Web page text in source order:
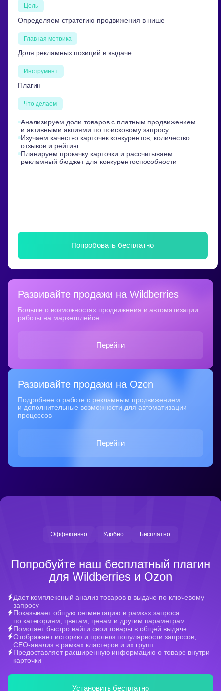
Цель
Определяем стратегию продвижения в нише
Главная метрика
Доля рекламных позиций в выдаче
Инструмент
Плагин
Что делаем
Анализируем доли товаров с платным продвижением
и активными акциями по поисковому запросу
Изучаем качество карточек конкурентов, количество
отзывов и рейтинг
Планируем прокачку карточки и рассчитываем
рекламный бюджет для конкурентоспособности
Попробовать бесплатно
1
Развивайте продажи на Wildberries
Больше о возможностях продвижения и автоматизации
работы на маркетплейсе
Перейти
Развивайте продажи на Ozon
Подробнее о работе с рекламным продвижением
и дополнительные возможности для автоматизации
процессов
Перейти
Эффективно Удобно Бесплатно
Попробуйте наш бесплатный плагин
для Wildberries и Ozon
Дает комплексный анализ товаров в выдаче по ключевому
запросу
Показывает общую сегментацию в рамках запроса
по категориям, цветам, ценам и другим параметрам
Помогает быстро найти свои товары в общей выдаче
Отображает историю и прогноз популярности запросов,
СЕО-анализ в рамках кластеров и их групп
Предоставляет расширенную информацию о товаре внутри
карточки
Установить бесплатно